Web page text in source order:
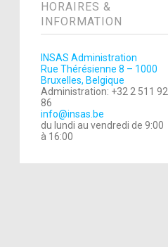
HORAIRES &
INFORMATION
INSAS Administration
Rue Thérésienne 8 – 1000
Bruxelles, Belgique
Administration: +32 2 511 92
86
info@insas.be
du lundi au vendredi de 9:00
à 16:00